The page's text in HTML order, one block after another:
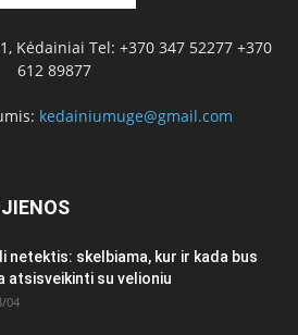
Kėdainiai Tel: +370 347 52277 +370
612 89877
kedainiumuge@gmail.com
netektis: skelbiama, kur ir kada bus
atsisveikinti su velioniu
04